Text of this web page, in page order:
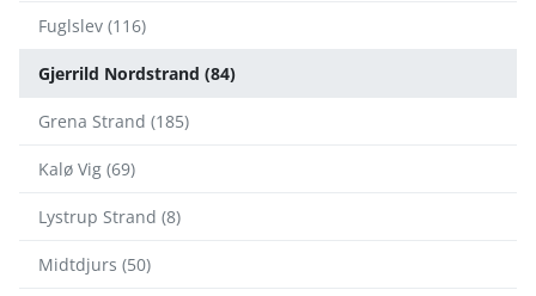
Fuglslev (116)
Gjerrild Nordstrand (84)
Grena Strand (185)
Kalø Vig (69)
Lystrup Strand (8)
Midtdjurs (50)